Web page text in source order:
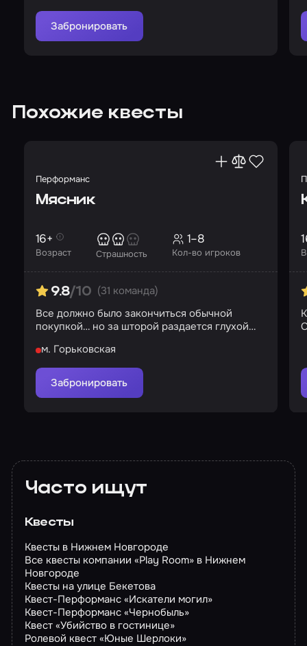
Забронировать
Похожие квесты
Перформанс
Мясник
Возраст
16+
Страшность Кол-во игроков
1–8
9.8/10 (31 команда)
Все должно было закончиться обычной
покупкой… но за шторой раздается глухой
м. Горьковская
Забронировать
Часто ищут
Квесты
Квесты в Нижнем Новгороде
Все квесты компании «Play Room» в Нижнем
Новгороде
Квесты на улице Бекетова
Квест-Перформанс «Искатели могил»
Квест-Перформанс «Чернобыль»
Квест «Убийство в гостинице»
Ролевой квест «Юные Шерлоки»